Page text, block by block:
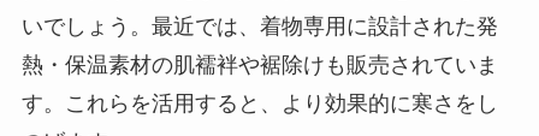
いでしょう。最近では、着物専用に設計された発
熱・保温素材の肌襦袢や裾除けも販売されていま
す。これらを活用すると、より効果的に寒さをし